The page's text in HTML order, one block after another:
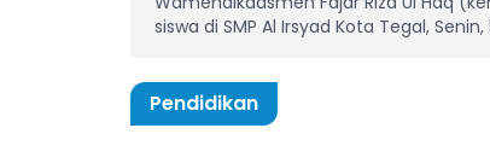
siswa di SMP Al Irsyad Kota Tegal,
Pendidikan